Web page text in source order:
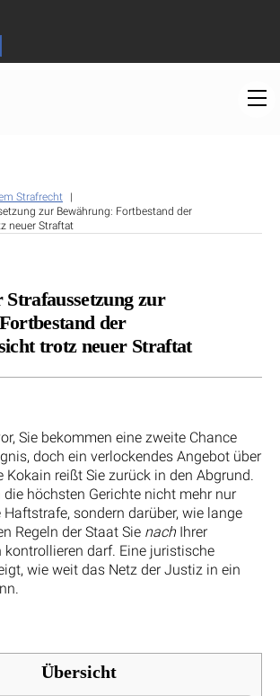
Strafrecht
zur Bewährung: Fortbestand der
neuer Straftat
zur
der
trotz neuer Straftat
Sie bekommen eine zweite Chance
doch ein verlockendes Angebot über
Kokain reißt Sie zurück in den Abgrund.
höchsten Gerichte nicht mehr nur
Haftstrafe, sondern darüber, wie lange
Regeln der Staat Sie nachIhrer
kontrollieren darf. Eine juristische
wie weit das Netz der Justiz in ein
Übersicht